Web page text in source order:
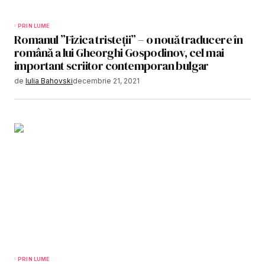
PRIN LUME
Romanul ”Fizica tristeții” – o nouă traducere în
română a lui Gheorghi Gospodinov, cel mai
important scriitor contemporan bulgar
de Iulia Bahovskidecembrie 21, 2021
PRIN LUME